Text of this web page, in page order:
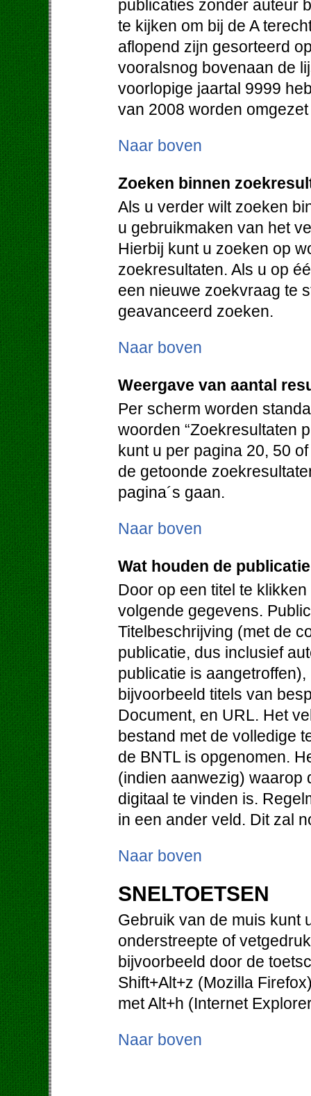
publicaties zonder auteur
te kijken om bij de A
aflopend zijn gesorteerd
vooralsnog bovenaan de
voorlopige jaartal 9999
van 2008 worden
Naar boven
Zoeken binnen
Als u verder wilt zoeken
u gebruikmaken van het
Hierbij kunt u zoeken op
zoekresultaten. Als u op
een nieuwe zoekvraag te
geavanceerd zoeken.
Naar boven
Weergave van aantal
Per scherm worden
woorden “Zoekresultaten
kunt u per pagina 20, 50
de getoonde
pagina´s gaan.
Naar boven
Wat houden de
Door op een titel te
volgende gegevens.
Titelbeschrijving (met de
publicatie, dus inclusief
publicatie is
bijvoorbeeld titels van
Document, en URL. Het
bestand met de volledige
de BNTL is opgenomen.
(indien aanwezig) waarop
digitaal te vinden is.
in een ander veld. Dit zal
Naar boven
SNELTOETSEN
Gebruik van de muis kunt
onderstreepte of
bijvoorbeeld door de
Shift+Alt+z (Mozilla
met Alt+h (Internet
Naar boven